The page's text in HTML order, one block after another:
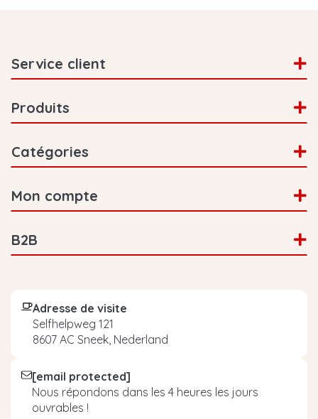
d'un droit de retour de 365 jours.
La fréquence de détartrage de votre machine à
café dépend, entre autres, de la dureté de l'eau.
Vérifiez directement la dureté de l'eau de votre
Service client
Produits
Catégories
Mon compte
B2B
Adresse de visite
Selfhelpweg 121
8607 AC Sneek, Nederland
[email protected]
Nous répondons dans les 4 heures les jours
ouvrables !